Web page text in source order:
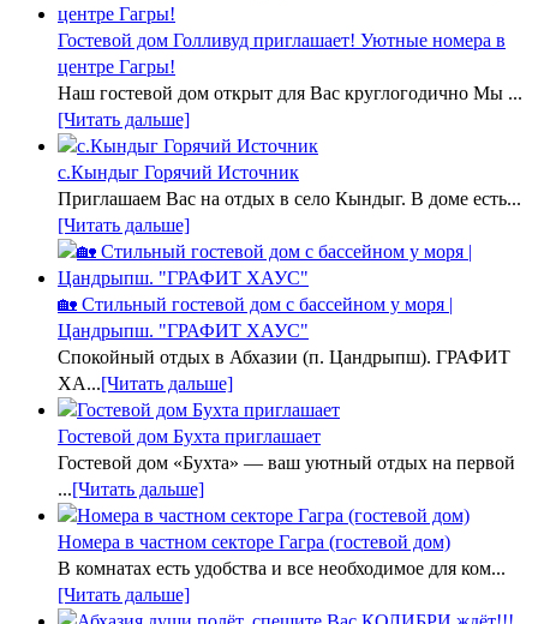
Гостевой дом Голливуд приглашает! Уютные номера в
центре Гагры!
Наш гостевой дом открыт для Вас круглогодично Мы ...
[Читать дальше]
с.Кындыг Горячий Источник
Приглашаем Вас на отдых в село Кындыг. В доме есть...
[Читать дальше]
🏡 Стильный гостевой дом с бассейном у моря |
Цандрыпш. "ГРАФИТ ХАУС"
Спокойный отдых в Абхазии (п. Цандрыпш). ГРАФИТ
ХА...[Читать дальше]
Гостевой дом Бухта приглашает
Гостевой дом «Бухта» — ваш уютный отдых на первой
...[Читать дальше]
Номера в частном секторе Гагра (гостевой дом)
В комнатах есть удобства и все необходимое для ком...
[Читать дальше]